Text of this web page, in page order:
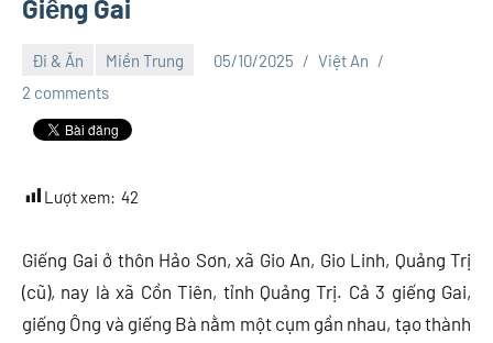
Giếng Gai
Đi & Ăn Miền Trung 05/10/2025
Việt An
2 comments
Lượt xem: 42
Giếng Gai ở thôn Hảo Sơn, xã Gio An, Gio Linh, Quảng Trị
(cũ), nay là xã Cồn Tiên, tỉnh Quảng Trị. Cả 3 giếng Gai,
giếng Ông và giếng Bà nằm một cụm gần nhau, tạo thành